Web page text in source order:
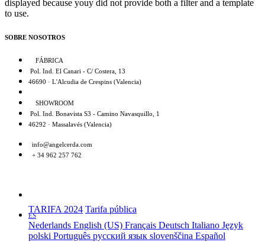
displayed because youy did not provide both a filter and a template
to use.
SOBRE NOSOTROS
FÁBRICA
Pol. Ind. El Canari - C/ Costera, 13
46690 · L'Alcudia de Crespins (Valencia)
SHOWROOM
Pol. Ind. Bonavista S3 - Camino Navasquillo, 1
46292 · Massalavés (Valencia)
info@angelcerda.com
+ 34 962 257 762
TARIFA 2024 Tarifa pública
ES
Nederlands English (US) Français Deutsch Italiano Język
polski Português русский язык slovenščina Español